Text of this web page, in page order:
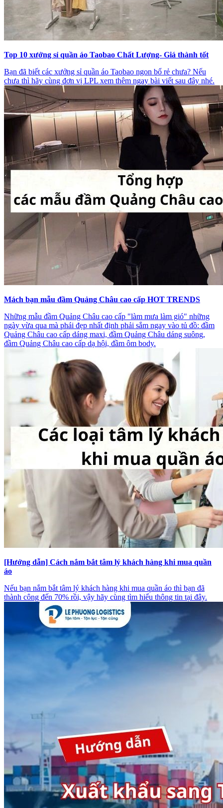
Top 10 xưởng sỉ quần áo Taobao Chất Lượng- Giá thành tốt
Bạn đã biết các xưởng sỉ quần áo Taobao ngon bổ rẻ chưa? Nếu
chưa thì hãy cùng đơn vị LPL xem thêm ngay bài viết sau đây nhé.
Mách bạn mẫu đầm Quảng Châu cao cấp HOT TRENDS
Những mẫu đầm Quảng Châu cao cấp "làm mưa làm gió" những
ngày vừa qua mà phái đẹp nhất định phải sắm ngay vào tủ đồ: đầm
Quảng Châu cao cấp dáng maxi, đầm Quảng Châu dáng suông,
đầm Quảng Châu cao cấp dạ hội, đầm ôm body.
[Hướng dẫn] Cách nắm bắt tâm lý khách hàng khi mua quần
áo
Nếu bạn nắm bắt tâm lý khách hàng khi mua quần áo thì bạn đã
thành công đến 70% rồi, vậy hãy cùng tìm hiểu thông tin tại đây.